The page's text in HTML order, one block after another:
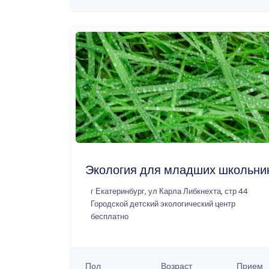
Экология для младших
г Екатеринбург, ул Карла Либкнехта, стр 44
Городской детский экологический центр
бесплатно
Пол Возраст Прием